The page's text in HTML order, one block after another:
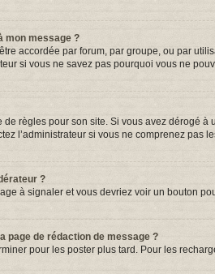
mon message ?
accordée par forum, par groupe, ou par
si vous ne savez pas pourquoi vous ne
règles pour son site. Si vous avez dérogé
l’administrateur si vous ne comprenez pas
?
à signaler et vous devriez voir un bouton
page de rédaction de message ?
pour les poster plus tard. Pour les